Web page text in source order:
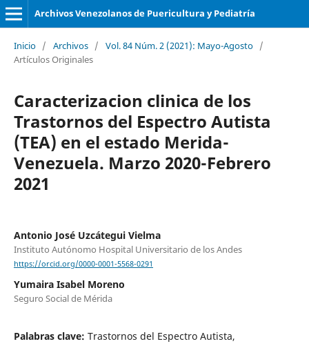
Archivos Venezolanos de Puericultura y Pediatría
Inicio / Archivos / Vol. 84 Núm. 2 (2021): Mayo-Agosto /
Artículos Originales
Caracterizacion clinica de los
Trastornos del Espectro Autista
(TEA) en el estado Merida-
Venezuela. Marzo 2020-Febrero
2021
Antonio José Uzcátegui Vielma
Instituto Autónomo Hospital Universitario de los Andes
https://orcid.org/0000-0001-5568-0291
Yumaira Isabel Moreno
Seguro Social de Mérida
Palabras clave: Trastornos del Espectro Autista,